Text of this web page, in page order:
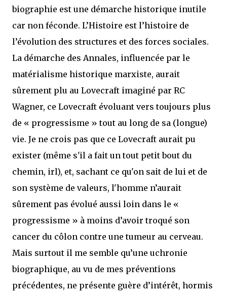
biographie est une démarche historique inutile
car non féconde. L’Histoire est l’histoire de
l’évolution des structures et des forces sociales.
La démarche des Annales, influencée par le
matérialisme historique marxiste, aurait
sûrement plu au Lovecraft imaginé par RC
Wagner, ce Lovecraft évoluant vers toujours plus
de « progressisme » tout au long de sa (longue)
vie. Je ne crois pas que ce Lovecraft aurait pu
exister (même s'il a fait un tout petit bout du
chemin, irl), et, sachant ce qu'on sait de lui et de
son système de valeurs, l'homme n’aurait
sûrement pas évolué aussi loin dans le «
progressisme » à moins d’avoir troqué son
cancer du côlon contre une tumeur au cerveau.
Mais surtout il me semble qu’une uchronie
biographique, au vu de mes préventions
précédentes, ne présente guère d’intérêt, hormis